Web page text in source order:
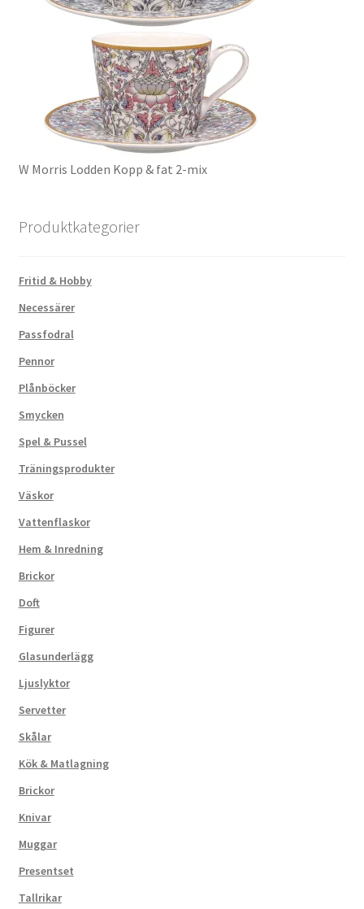
W Morris Lodden Kopp & fat 2-mix
Produktkategorier
Fritid & Hobby
Necessärer
Passfodral
Pennor
Plånböcker
Smycken
Spel & Pussel
Träningsprodukter
Väskor
Vattenflaskor
Hem & Inredning
Brickor
Doft
Figurer
Glasunderlägg
Ljuslyktor
Servetter
Skålar
Kök & Matlagning
Brickor
Knivar
Muggar
Presentset
Tallrikar